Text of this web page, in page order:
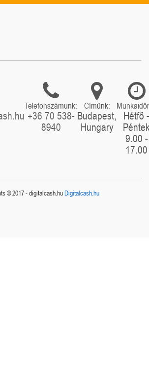
Telefonszámunk:
+36 70 538-
8940
Címünk:
Budapest,
Hungary
Hétfő -
9.00 -
17.00
© 2017 - digitalcash.huDigitalcash.hu